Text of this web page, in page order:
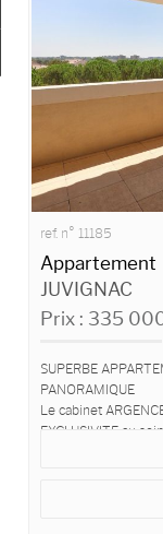
ref. n° 11185
Appartement
JUVIGNAC
Prix : 335
SUPERBE
PANORAMIQUE
Le cabinet
EXCLUSIVITE au